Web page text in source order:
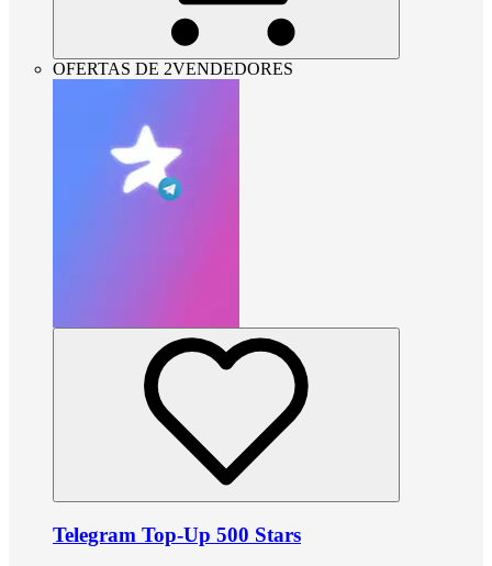
OFERTAS DE 2VENDEDORES
Telegram Top-Up 500 Stars